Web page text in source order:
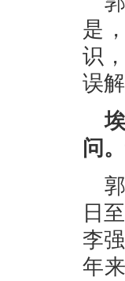
是
识
误
问
日
李
年